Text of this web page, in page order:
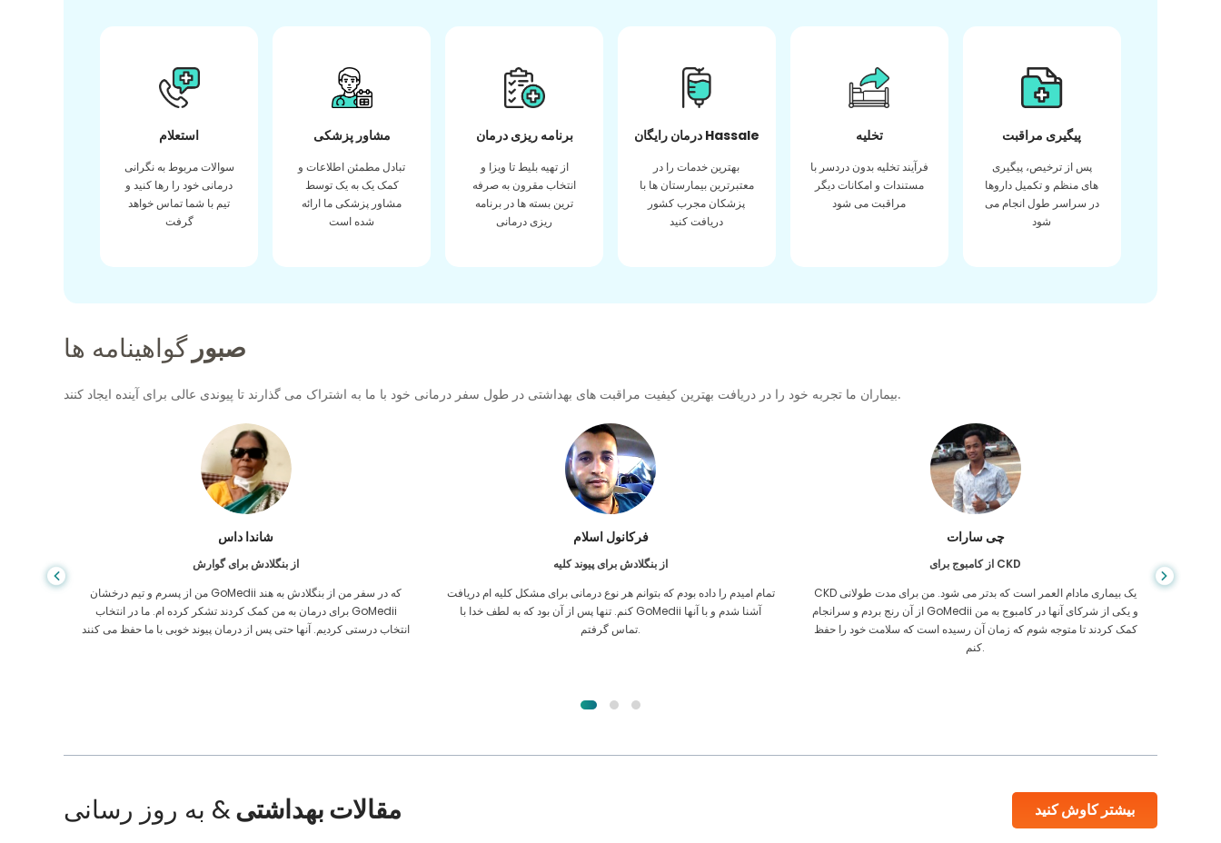
استعلام
سوالات مربوط به نگرانی
درمانی خود را رها کنید و
تیم با شما تماس خواهد
گرفت
مشاور پزشکی
تبادل مطمئن اطلاعات و
کمک یک به یک توسط
مشاور پزشکی ما ارائه
شده است
برنامه ریزی درمان
از تهیه بلیط تا ویزا و
انتخاب مقرون به صرفه
ترین بسته ها در برنامه
ریزی درمانی
درمان رایگان Hassale
بهترین خدمات را در
معتبرترین بیمارستان ها با
پزشکان مجرب کشور
دریافت کنید
تخلیه
فرآیند تخلیه بدون دردسر با
مستندات و امکانات دیگر
مراقبت می شود
پیگیری مراقبت
پس از ترخیص، پیگیری
های منظم و تکمیل داروها
در سراسر طول انجام می
شود
صبورگواهینامه ها
بیماران ما تجربه خود را در دریافت بهترین کیفیت مراقبت های بهداشتی در طول سفر درمانی خود با ما به اشتراک می گذارند تا پیوندی عالی برای آینده ایجاد کنند.
شاندا داس
از بنگلادش برای گوارش
من از پسرم و تیم درخشان GoMedii که در سفر من از بنگلادش به هند
برای درمان به من کمک کردند تشکر کرده ام. ما در انتخاب GoMedii
انتخاب درستی کردیم. آنها حتی پس از درمان پیوند خوبی با ما حفظ می کنند
فرکانول اسلام
از بنگلادش برای پیوند کلیه
تمام امیدم را داده بودم که بتوانم هر نوع درمانی برای مشکل کلیه ام دریافت
کنم. تنها پس از آن بود که به لطف خدا با GoMedii آشنا شدم و با آنها
تماس گرفتم.
چی سارات
از کامبوج برای CKD
CKD یک بیماری مادام العمر است که بدتر می شود. من برای مدت طولانی
از آن رنج بردم و سرانجام GoMedii و یکی از شرکای آنها در کامبوج به من
کمک کردند تا متوجه شوم که زمان آن رسیده است که سلامت خود را حفظ
کنم.
مقالات بهداشتی& به روز رسانی بیشتر کاوش کنید